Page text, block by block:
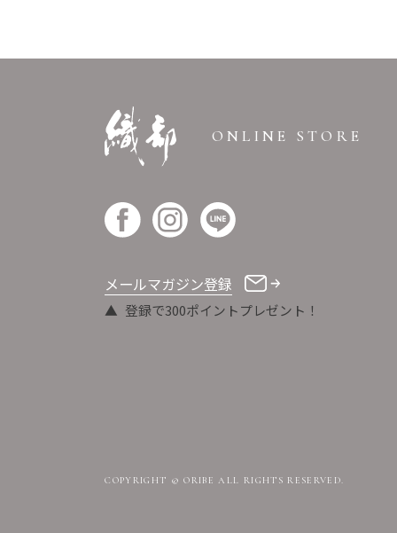
ONLINE STORE
メールマガジン登録
登録で300ポイントプレゼント！
COPYRIGHT © ORIBE ALL RIGHTS RESERVED.